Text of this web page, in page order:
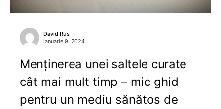
David Rus
ianuarie 9, 2024
Menținerea unei saltele curate
cât mai mult timp – mic ghid
pentru un mediu sănătos de